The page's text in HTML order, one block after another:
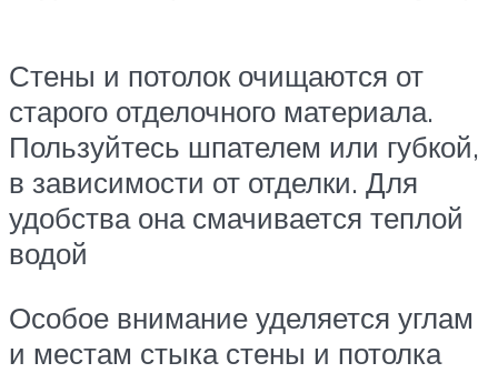
Стены и потолок очищаются от
старого отделочного материала.
Пользуйтесь шпателем или губкой,
в зависимости от отделки. Для
удобства она смачивается теплой
водой
Особое внимание уделяется углам
и местам стыка стены и потолка